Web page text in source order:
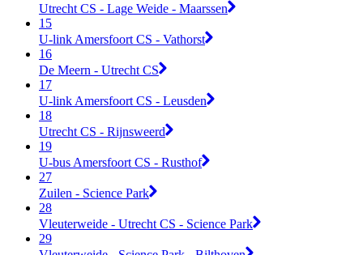
Utrecht CS - Lage Weide - Maarssen
15
U-link Amersfoort CS - Vathorst
16
De Meern - Utrecht CS
17
U-link Amersfoort CS - Leusden
18
Utrecht CS - Rijnsweerd
19
U-bus Amersfoort CS - Rusthof
27
Zuilen - Science Park
28
Vleuterweide - Utrecht CS - Science Park
29